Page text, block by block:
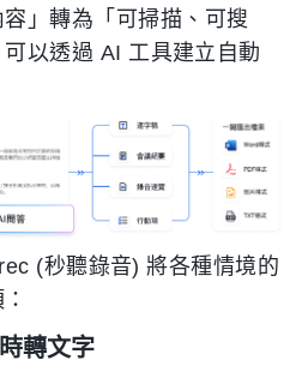
」轉為「可掃描、可搜
以透過 AI 工具建立自動
(秒聽錄音) 將各種情境的
轉文字